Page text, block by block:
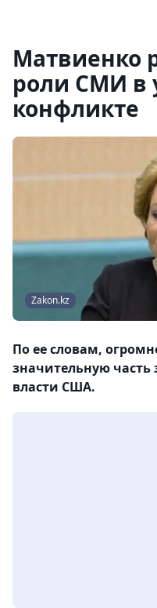
Матвиенко
роли СМИ в
конфликте
Zakon.kz
По ее словам,
значительную
власти США.